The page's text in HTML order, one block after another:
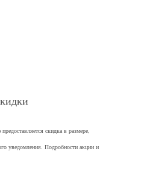
скидка в размере,
уведомления. Подробности акции и